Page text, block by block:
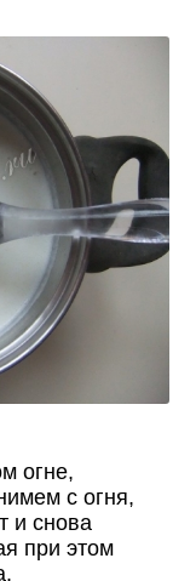
огне,
с огня,
и снова
при этом